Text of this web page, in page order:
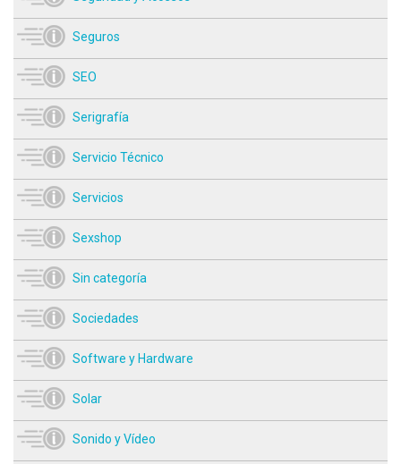
Seguros
SEO
Serigrafía
Servicio Técnico
Servicios
Sexshop
Sin categoría
Sociedades
Software y Hardware
Solar
Sonido y Vídeo